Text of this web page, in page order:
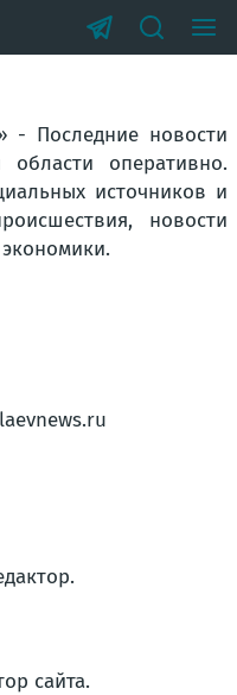
- Последние новости
оперативно.
источников и
новости
сайта.